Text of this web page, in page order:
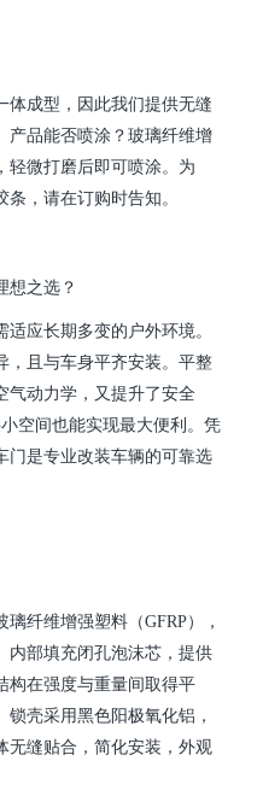
体成型，因此我们提供无缝
产品能否喷涂？玻璃纤维增
轻微打磨后即可喷涂。为
，请在订购时告知。
想之选？
应长期多变的户外环境。
，且与车身平齐安装。平整
气动力学，又提升了安全
空间也能实现最大便利。凭
门是专业改装车辆的可靠选
纤维增强塑料（GFRP），
内部填充闭孔泡沫芯，提供
构在强度与重量间取得平
壳采用黑色阳极氧化铝，
无缝贴合，简化安装，外观